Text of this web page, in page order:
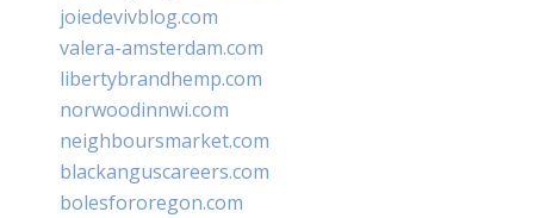
joiedevivblog.com
valera-amsterdam.com
libertybrandhemp.com
norwoodinnwi.com
neighboursmarket.com
blackanguscareers.com
bolesfororegon.com